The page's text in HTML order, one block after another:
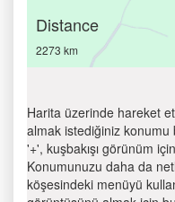
Distance
2273 km
Harita üzerinde hareket
almak istediğiniz konumu
'+', kuşbakışı görünüm
Konumunuzu daha da
köşesindeki menüyü